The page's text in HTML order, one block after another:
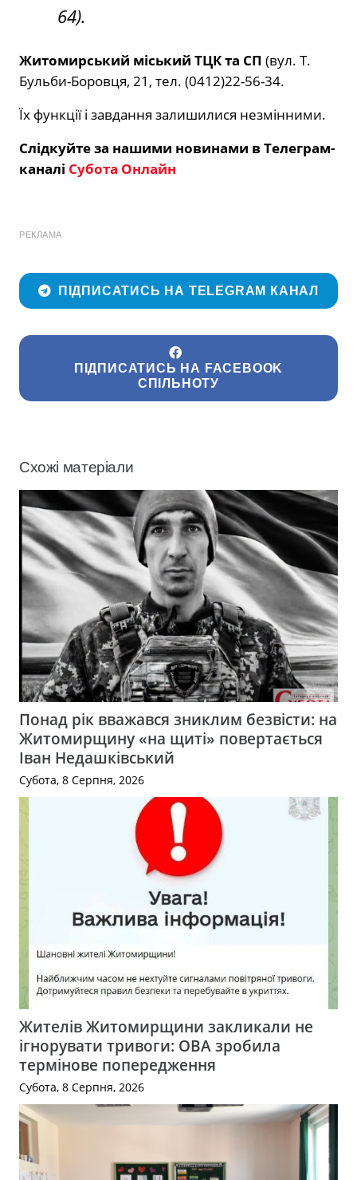
64).
Житомирський міський ТЦК та СП (вул. Т.
Бульби-Боровця, 21, тел. (0412)22-56-34.
Їх функції і завдання залишилися незмінними.
Слідкуйте за нашими новинами в Телеграм-
каналі Субота Онлайн
РЕКЛАМА
ПІДПИСАТИСЬ НА TELEGRAM КАНАЛ
ПІДПИСАТИСЬ НА FACEBOOK
СПІЛЬНОТУ
Схожі матеріали
Понад рік вважався зниклим безвісти: на
Житомирщину «на щиті» повертається
Іван Недашківський
Субота, 8 Серпня, 2026
Жителів Житомирщини закликали не
ігнорувати тривоги: ОВА зробила
термінове попередження
Субота, 8 Серпня, 2026